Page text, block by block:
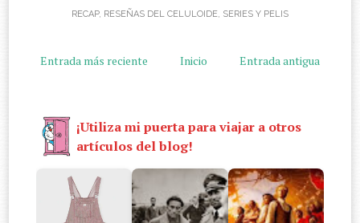
RECAP, RESEÑAS DEL CELULOIDE, SERIES Y PELIS
Entrada más reciente Entrada antigua
Inicio
¡Utiliza mi puerta para viajar a otros
artículos del blog!